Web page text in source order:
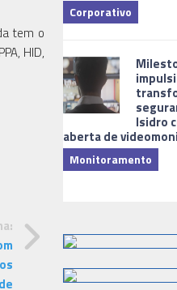
tem o
HID,
Corporativo
Isidro
aberta de
Monitoramento